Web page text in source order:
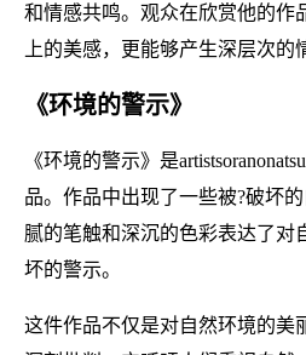
和情感共鸣。观众在欣赏他的作
上的美感，更能够产生深层次的
《环境的警示》
《环境的警示》是
品。作品中出现了一些被?破坏
腻的笔触和深沉的色彩表达了对
坏的警示。
这件作品不仅是对自然环境的美